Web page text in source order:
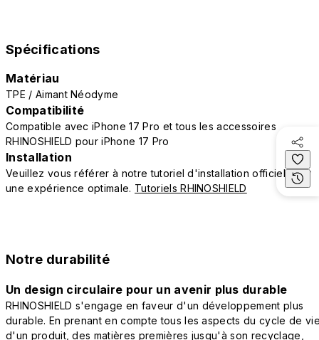
Spécifications
Matériau
TPE / Aimant Néodyme
Compatibilité
Compatible avec iPhone 17 Pro et tous les accessoires
RHINOSHIELD pour iPhone 17 Pro
Installation
Veuillez vous référer à notre tutoriel d'installation officiel pour
une expérience optimale. Tutoriels RHINOSHIELD
Notre durabilité
Un design circulaire pour un avenir plus durable
RHINOSHIELD s'engage en faveur d'un développement plus
durable. En prenant en compte tous les aspects du cycle de
d'un produit, des matières premières jusqu'à son recyclage,